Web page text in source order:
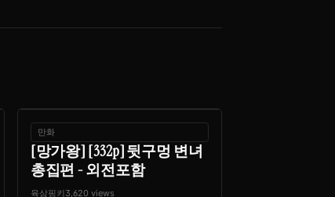
만화
[망가왕] [332p] 뒷구멍 변녀
총집편 - 외전포함
육삼핑키 3,620 views